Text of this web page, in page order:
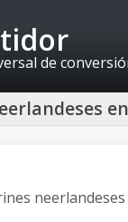
de